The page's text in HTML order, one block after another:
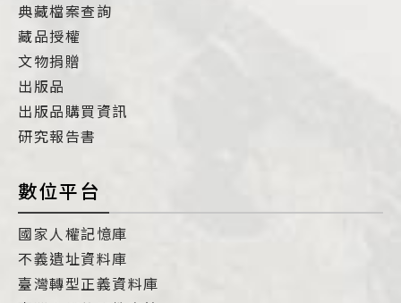
典藏檔案查詢
藏品授權
文物捐贈
出版品
出版品購買資訊
研究報告書
數位平台
國家人權記憶庫
不義遺址資料庫
臺灣轉型正義資料庫